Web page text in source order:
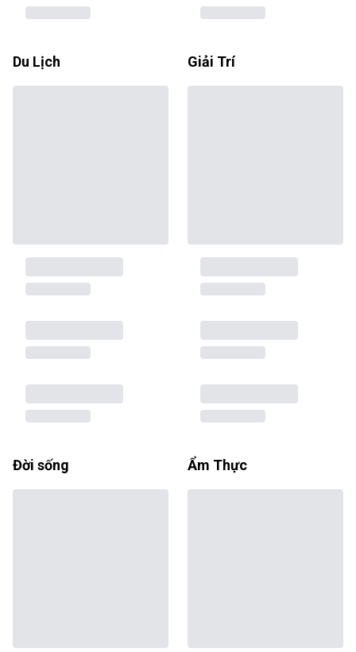
Du Lịch Giải Trí
Đời sống Ẩm Thực